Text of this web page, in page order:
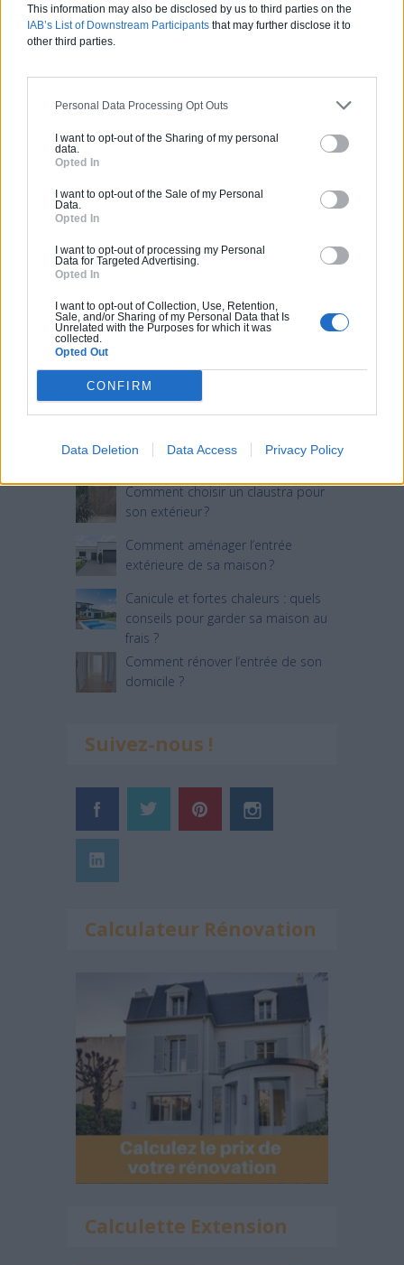
This information may also be disclosed by us to third parties on the
IAB’s List of Downstream Participants that may further disclose it to
other third parties.
Personal Data Processing Opt Outs
I want to opt-out of the Sharing of my personal
data.
Opted In
I want to opt-out of the Sale of my Personal
Data.
Opted In
I want to opt-out of processing my Personal
Data for Targeted Advertising.
Opted In
I want to opt-out of Collection, Use, Retention,
Sale, and/or Sharing of my Personal Data that Is
Unrelated with the Purposes for which it was
collected.
Opted Out
CONFIRM
Data Deletion Data Access Privacy Policy
Estimez gratuitement
votre projet
Articles récents
des conseils d’aménagement
Comment choisir un claustra pour
son extérieur ?
Comment aménager l’entrée
extérieure de sa maison ?
Canicule et fortes chaleurs : quels
conseils pour garder sa maison au
frais ?
Comment rénover l’entrée de son
domicile ?
Suivez-nous !
Calculateur Rénovation
Calculette Extension